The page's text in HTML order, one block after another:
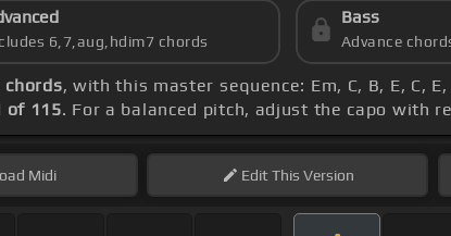
6,7,aug,hdim7 chords
Bass
Advance
chords, with this master sequence: Em, C, B, E, C,
of 115. For a balanced pitch, adjust the capo with
Midi EditThis Version